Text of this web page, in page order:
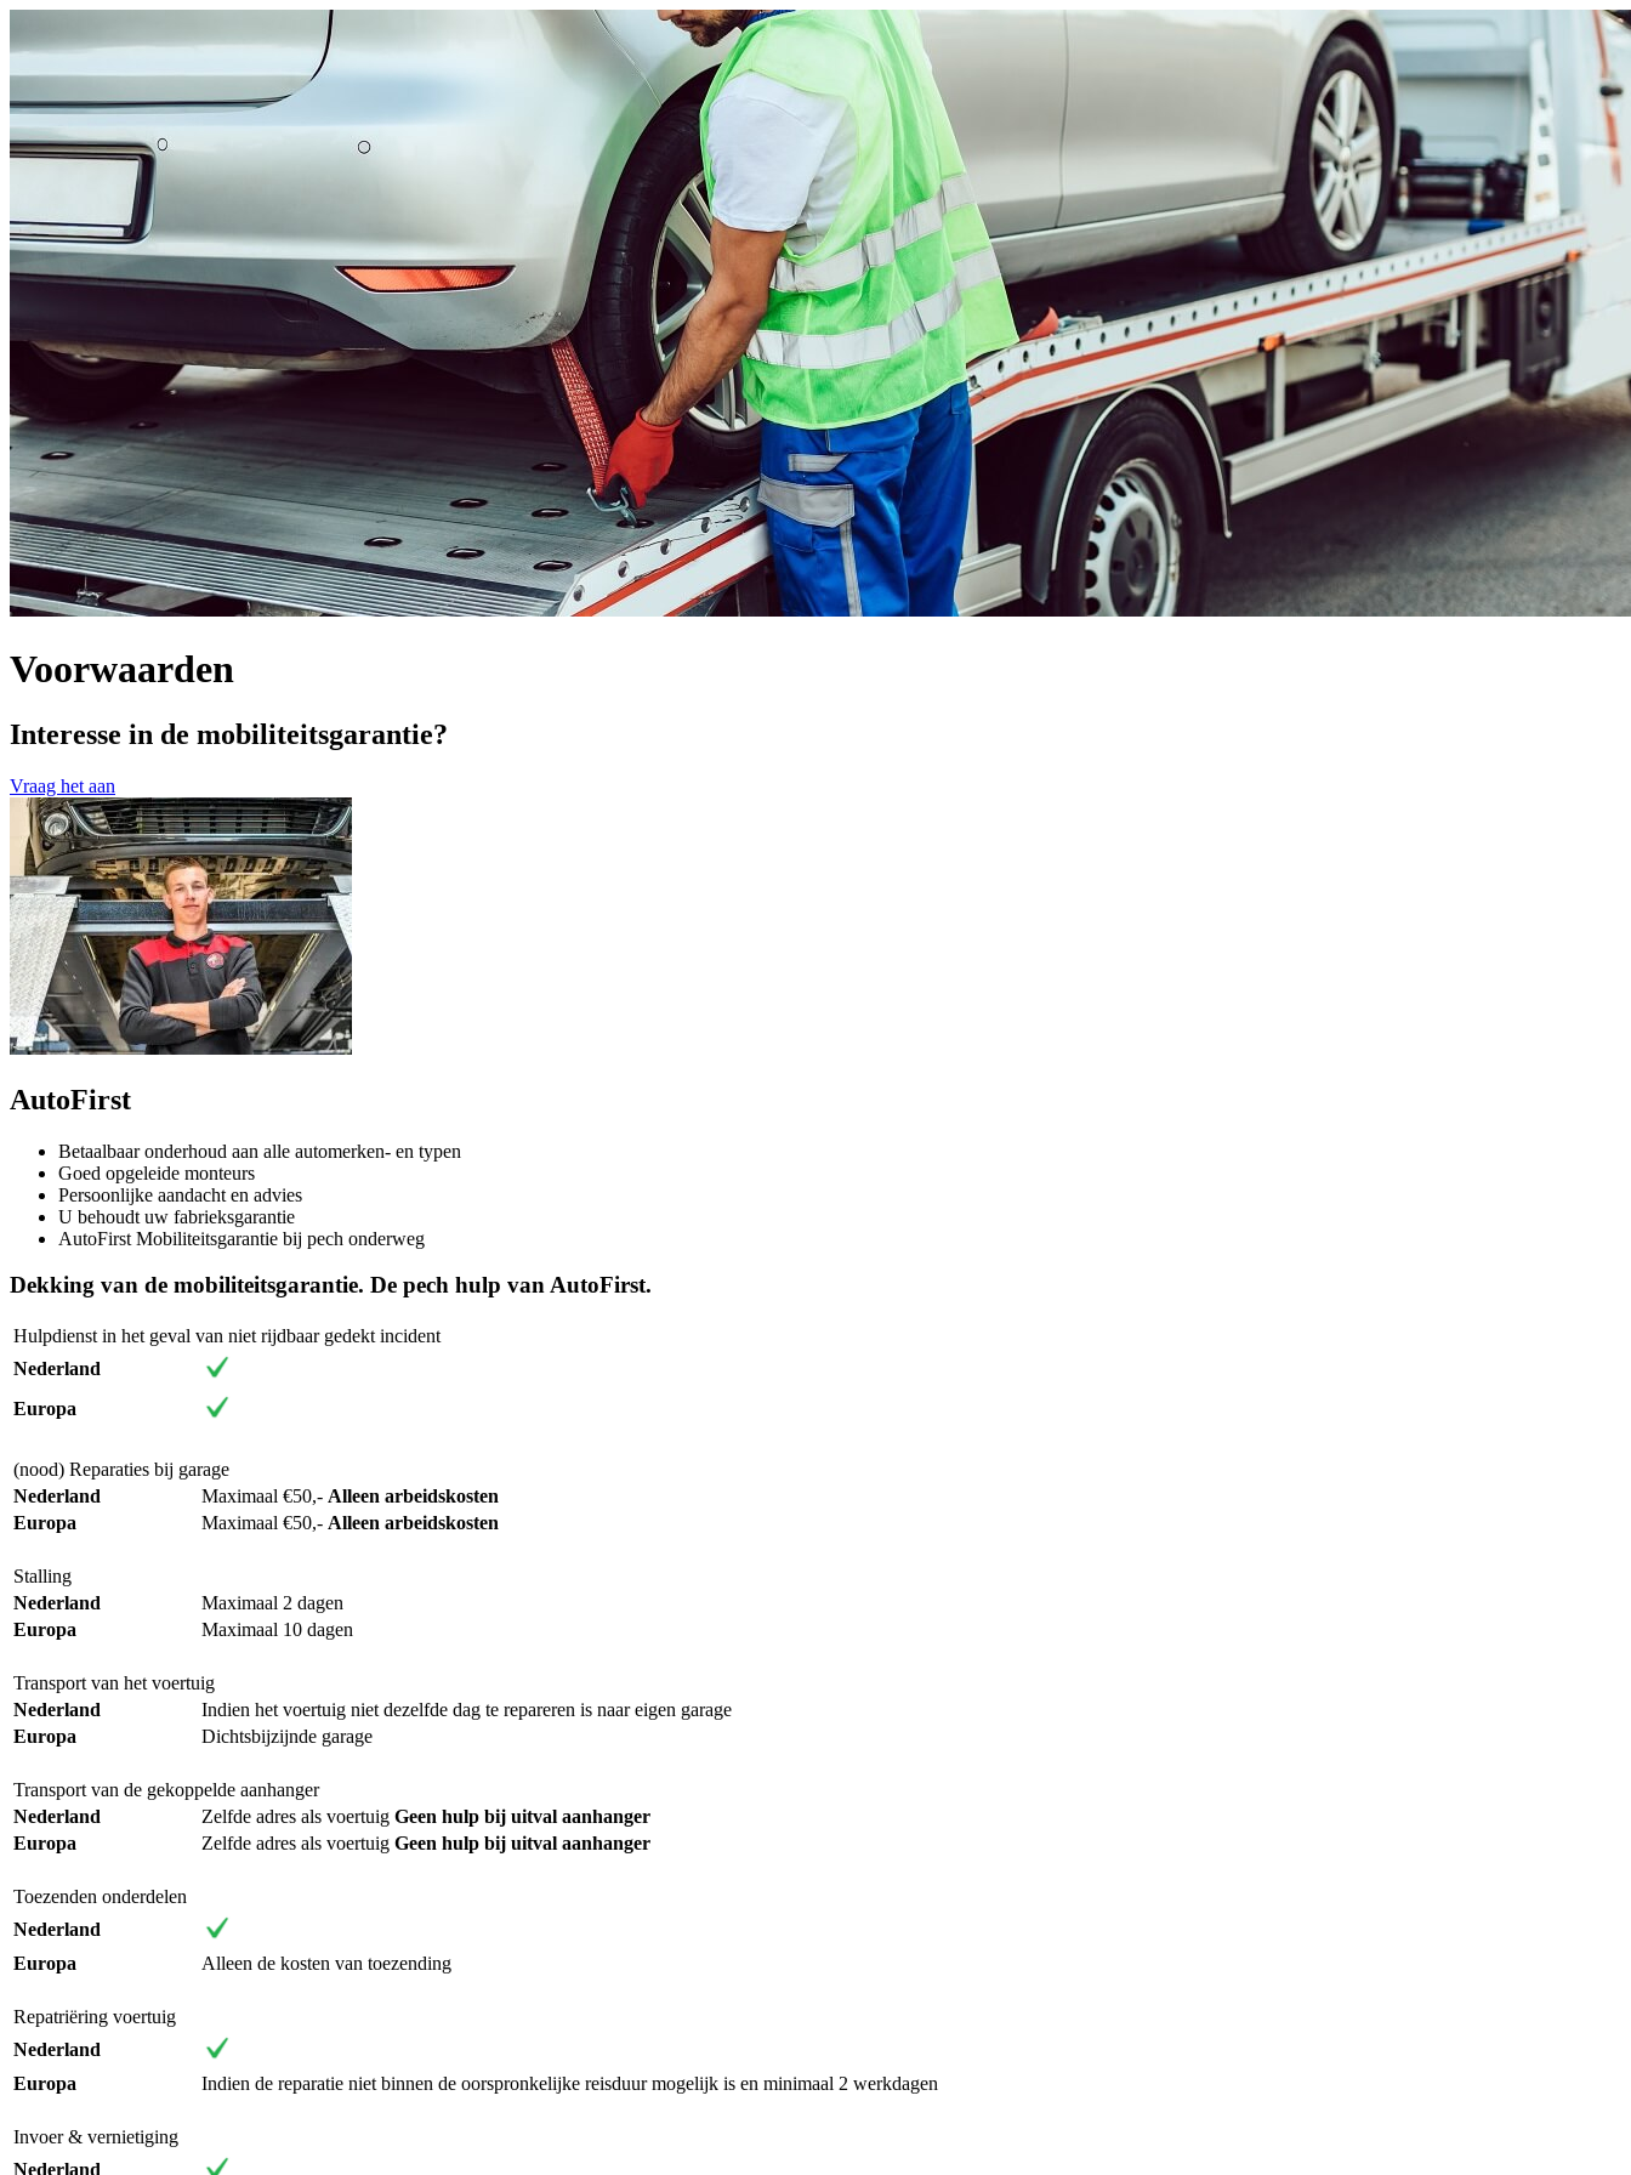
Voorwaarden
Interesse in de mobiliteitsgarantie?
Vraag het aan
AutoFirst
Betaalbaar onderhoud aan alle automerken- en typen
Goed opgeleide monteurs
Persoonlijke aandacht en advies
U behoudt uw fabrieksgarantie
AutoFirst Mobiliteitsgarantie bij pech onderweg
Dekking van de mobiliteitsgarantie. De pech hulp van AutoFirst.
Hulpdienst in het geval van niet rijdbaar gedekt incident
Nederland
Europa
(nood) Reparaties bij garage
Nederland
Maximaal €50,- Alleen arbeidskosten
Europa
Maximaal €50,- Alleen arbeidskosten
Stalling
Nederland
Maximaal 2 dagen
Europa
Maximaal 10 dagen
Transport van het voertuig
Nederland
Indien het voertuig niet dezelfde dag te repareren is naar eigen garage
Europa
Dichtsbijzijnde garage
Transport van de gekoppelde aanhanger
Nederland
Zelfde adres als voertuig Geen hulp bij uitval aanhanger
Europa
Zelfde adres als voertuig Geen hulp bij uitval aanhanger
Toezenden onderdelen
Nederland
Europa
Alleen de kosten van toezending
Repatriëring voertuig
Nederland
Europa
Indien de reparatie niet binnen de oorspronkelijke reisduur mogelijk is en minimaal 2 werkdagen
Invoer & vernietiging
Nederland